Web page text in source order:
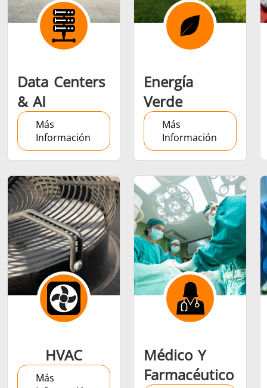
Aeroespacial Automotriz
Cable
Energía verde
Herramientas
metálicas
HVAC
Semiconductor Sujetador Tubo y
Data Centers
& AI
Más
Información
Energía
Verde
Más
Información
HVAC
Más
Médico Y
Farmacéutico